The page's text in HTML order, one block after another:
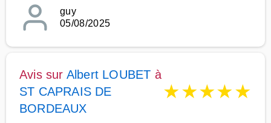
guy
05/08/2025
Avis sur Albert LOUBET à
ST CAPRAIS DE
BORDEAUX
★★★★★